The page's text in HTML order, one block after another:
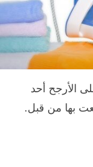
الأرجح أحد
بها من قبل.